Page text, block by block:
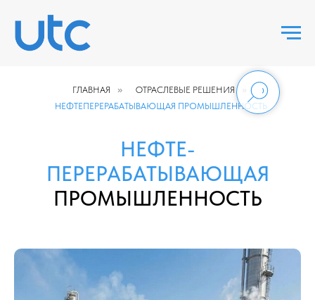
ГЛАВНАЯ » ОТРАСЛЕВЫЕ РЕШЕНИЯ
НЕФТЕПЕРЕРАБАТЫВАЮЩАЯ ПРОМЫШЛЕННОСТЬ
НЕФТЕ­
ПЕРЕРАБАТЫВАЮЩАЯ
ПРОМЫШЛЕННОСТЬ